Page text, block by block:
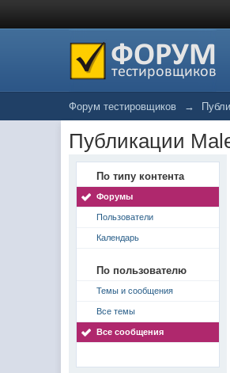
Форум тестировщиков →
Публикации
По типу контента
Форумы
Пользователи
Календарь
По пользователю
Темы и сообщения
Все темы
Все сообщения